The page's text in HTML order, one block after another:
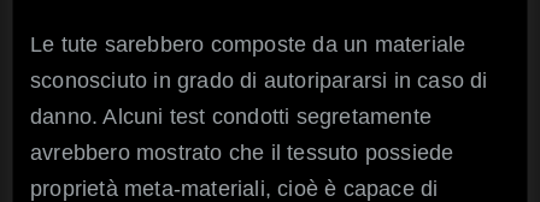
Le tute sarebbero composte da un materiale
sconosciuto in grado di autoripararsi in caso di
danno. Alcuni test condotti segretamente
avrebbero mostrato che il tessuto possiede
proprietà meta-materiali, cioè è capace di